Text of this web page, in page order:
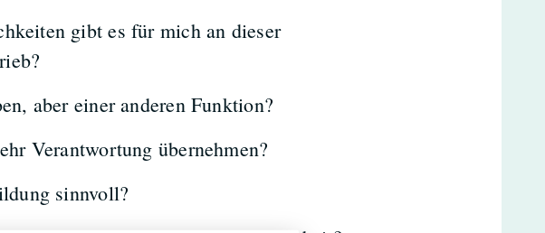
gibt es für mich an dieser
aber einer anderen Funktion?
Verantwortung übernehmen?
sinnvoll?